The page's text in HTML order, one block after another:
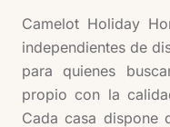
Camelot Holiday
independientes de
para quienes
propio con la
Cada casa dispone